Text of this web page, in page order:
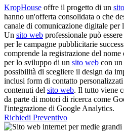
KropHouse offre il progetto di un
hanno un'offerta consolidata o che
canale di comunicazione digitale per
Un sito web professionale può
per le campagne pubblicitarie
comprende la registrazione del
per lo sviluppo di un sito web con un
possibilità di scegliere il design da
inclusi form di contatto
contenuti del sito web. Il tutto viene
da parte di motori di ricerca come
l'integrazione di Google Analytics.
Richiedi Preventivo